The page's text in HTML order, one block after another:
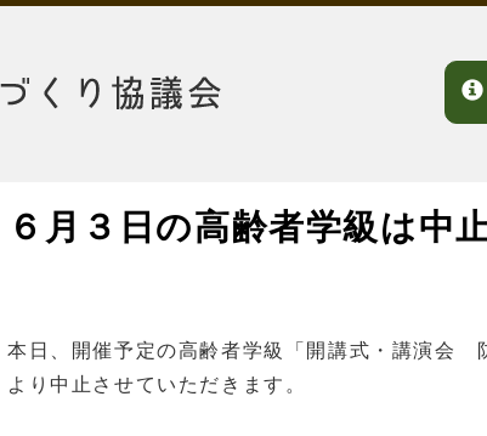
６月３日の高齢者学級は中
本日、開催予定の高齢者学級「開講式・講演会
より中止させていただきます。